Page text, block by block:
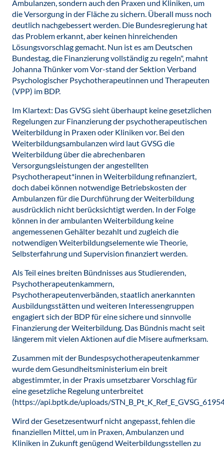
Ambulanzen, sondern auch den Praxen und Kliniken, um
die Versorgung in der Fläche zu sichern. Überall muss noch
deutlich nachgebessert werden. Die Bundesregierung hat
das Problem erkannt, aber keinen hinreichenden
Lösungsvorschlag gemacht. Nun ist es am Deutschen
Bundestag, die Finanzierung vollständig zu regeln", mahnt
Johanna Thünker vom Vor-stand der Sektion Verband
Psychologischer Psychotherapeutinnen und Therapeuten
(VPP) im BDP.
Im Klartext: Das GVSG sieht überhaupt keine gesetzlichen
Regelungen zur Finanzierung der psychotherapeutischen
Weiterbildung in Praxen oder Kliniken vor. Bei den
Weiterbildungsambulanzen wird laut GVSG die
Weiterbildung über die abrechenbaren
Versorgungsleistungen der angestellten
Psychotherapeut*innen in Weiterbildung refinanziert,
doch dabei können notwendige Betriebskosten der
Ambulanzen für die Durchführung der Weiterbildung
ausdrücklich nicht berücksichtigt werden. In der Folge
können in der ambulanten Weiterbildung keine
angemessenen Gehälter bezahlt und zugleich die
notwendigen Weiterbildungselemente wie Theorie,
Selbsterfahrung und Supervision finanziert werden.
Als Teil eines breiten Bündnisses aus Studierenden,
Psychotherapeutenkammern,
Psychotherapeutenverbänden, staatlich anerkannten
Ausbildungsstätten und weiteren Interessengruppen
engagiert sich der BDP für eine sichere und sinnvolle
Finanzierung der Weiterbildung. Das Bündnis macht seit
längerem mit vielen Aktionen auf die Misere aufmerksam.
Zusammen mit der Bundespsychotherapeutenkammer
wurde dem Gesundheitsministerium ein breit
abgestimmter, in der Praxis umsetzbarer Vorschlag für
eine gesetzliche Regelung unterbreitet
(https://api.bptk.de/uploads/
Wird der Gesetzesentwurf nicht angepasst, fehlen die
finanziellen Mittel, um in Praxen, Ambulanzen und
Kliniken in Zukunft genügend Weiterbildungsstellen zu